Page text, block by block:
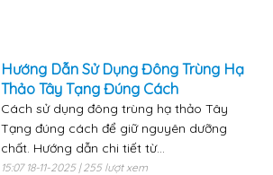
Hướng Dẫn Sử Dụng Đông Trùng Hạ
Thảo Tây Tạng Đúng Cách
Cách sử dụng đông trùng hạ thảo Tây
Tạng đúng cách để giữ nguyên dưỡng
chất. Hướng dẫn chi tiết từ...
15:07 18-11-2025 | 255 lượt xem